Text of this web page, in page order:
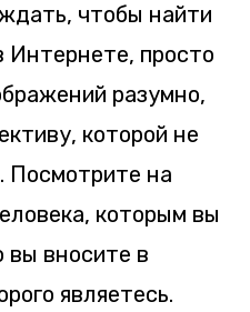
чтобы найти
просто
разумно,
которой не
Посмотрите на
которым вы
вы вносите в
являетесь.